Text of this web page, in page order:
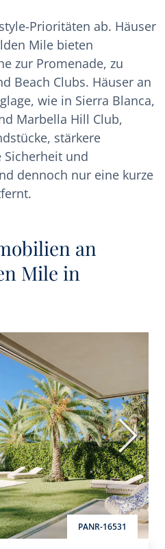
Prioritäten ab. Häuser
Mile bieten
zur Promenade, zu
Beach Clubs. Häuser an
wie in Sierra Blanca,
Marbella Hill Club,
stärkere
Sicherheit und
dennoch nur eine kurze
an
Mile in
PANR-16531